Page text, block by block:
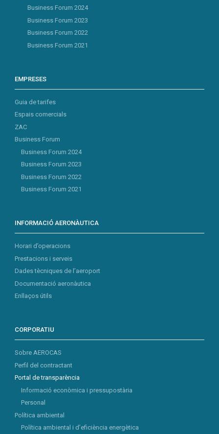
Business Forum 2024
Business Forum 2023
Business Forum 2022
Business Forum 2021
EMPRESES
Guia de tarifes
Espais comercials
ZAC
Business Forum
Business Forum 2024
Business Forum 2023
Business Forum 2022
Business Forum 2021
INFORMACIÓ AERONÀUTICA
Horari d’operacions
Prestacions i serveis
Dades tècniques de l’aeroport
Documentació aeronàutica
Enllaços útils
CORPORATIU
Sobre AEROCAS
Perfil del contractant
Portal de transparència
Informació econòmica i pressupostària
Personal
Política ambiental
Política ambiental i d’eficiència energètica